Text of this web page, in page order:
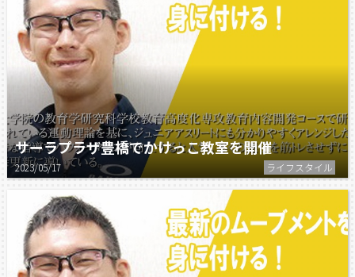
サーラプラザ豊橋でかけっこ教室を開催
2023/05/17 ライフスタイル